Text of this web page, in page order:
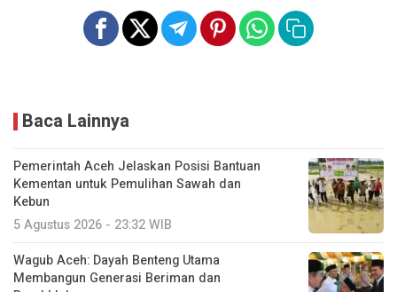
Baca Lainnya
Pemerintah Aceh Jelaskan Posisi Bantuan
Kementan untuk Pemulihan Sawah dan
Kebun
5 Agustus 2026 - 23:32 WIB
Wagub Aceh: Dayah Benteng Utama
Membangun Generasi Beriman dan